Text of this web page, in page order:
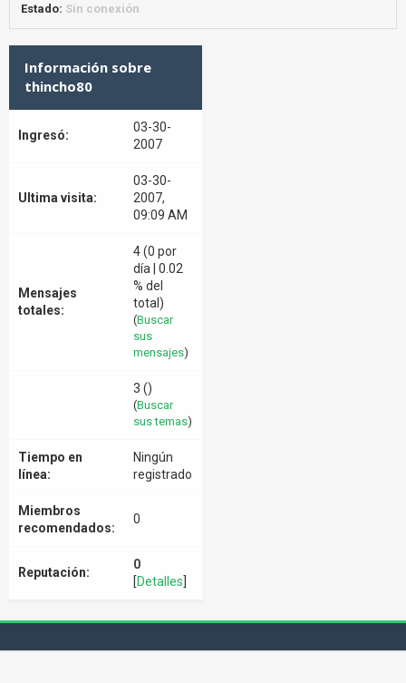
Estado: Sin conexión
Información sobre
thincho80
Ingresó:
03-30-
2007
Ultima visita:
03-30-
2007,
09:09 AM
Mensajes
totales:
4 (0 por
día | 0.02
% del
total)
(Buscar
sus
mensajes)
3 ()
(Buscar
sus temas)
Tiempo en
línea:
Ningún
registrado
Miembros
recomendados:
0
Reputación:
0
[Detalles